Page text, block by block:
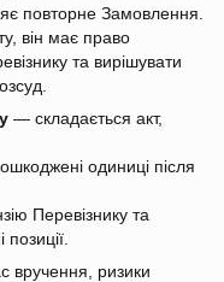
повторне Замовлення.
він має право
та вирішувати
— складається акт,
одиниці після
Перевізнику та
вручення, ризики